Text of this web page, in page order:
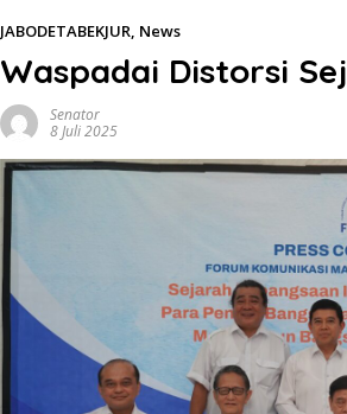
JABODETABEKJUR, News
Waspadai Distorsi
Senator
8 Juli 2025